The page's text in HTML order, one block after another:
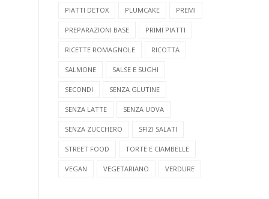
PIATTI DETOX PLUMCAKE PREMI
PREPARAZIONI BASE PRIMI PIATTI
RICETTE ROMAGNOLE RICOTTA
SALMONE SALSE E SUGHI
SECONDI SENZA GLUTINE
SENZA LATTE SENZA UOVA
SENZA ZUCCHERO SFIZI SALATI
STREET FOOD TORTE E CIAMBELLE
VEGAN VEGETARIANO VERDURE